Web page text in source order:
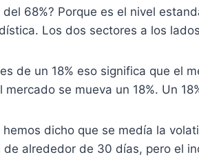
del 68%? Porque es el nivel
Los dos sectores a los
de un 18% eso significa que el
mercado se mueva un 18%. Un
hemos dicho que se medía la
de alrededor de 30 días, pero el